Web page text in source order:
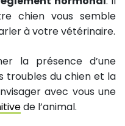
chien vous semble
à votre vétérinaire.
la présence d’une
troubles du chien et la
avec vous une
de l’animal.